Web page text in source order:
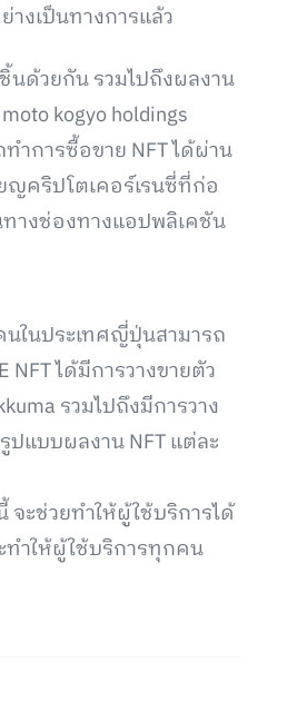
งเป็นทางการแล้ว
นด้วยกัน รวมไปถึงผลงาน
kogyo holdings
การซื้อขาย NFT ได้ผ่าน
ญคริปโตเคอร์เรนซี่ที่ก่อ
ทางช่องทางแอปพลิเคชัน
นในประเทศญี่ปุ่นสามารถ
ได้มีการวางขายตัว
รวมไปถึงมีการวาง
ปแบบผลงาน NFT แต่ละ
จะช่วยทำให้ผู้ใช้บริการได้
ำให้ผู้ใช้บริการทุกคน